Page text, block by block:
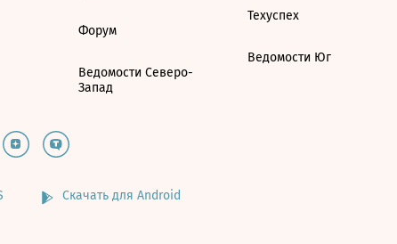
Форум
Ведомости Северо-
Запад
Техуспех
Ведомости Юг
Скачать для Android